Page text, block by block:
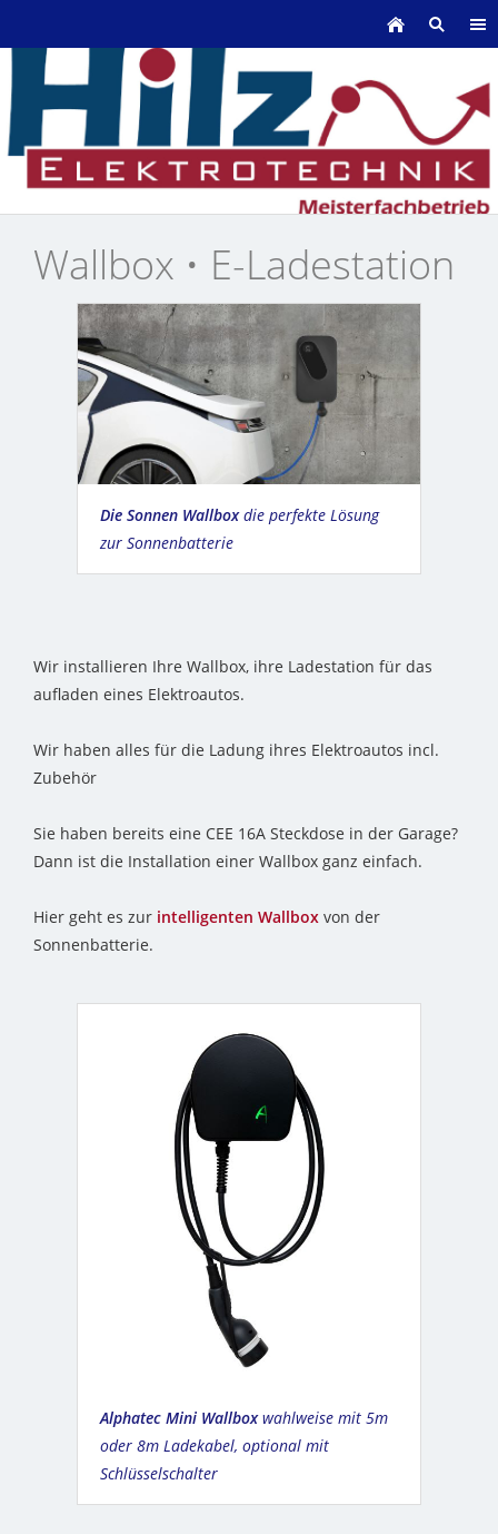
Wallbox • E-Ladestation
Die Sonnen Wallboxdie perfekte Lösung
zur Sonnenbatterie
Wir installieren Ihre Wallbox, ihre Ladestation für das
aufladen eines Elektroautos.
Wir haben alles für die Ladung ihres Elektroautos incl.
Zubehör
Sie haben bereits eine CEE 16A Steckdose in der Garage?
Dann ist die Installation einer Wallbox ganz einfach.
Hier geht es zur intelligenten Wallbox von der
Sonnenbatterie.
Alphatec Mini Wallboxwahlweise mit 5m
oder 8m Ladekabel, optional mit
Schlüsselschalter